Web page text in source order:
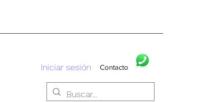
Iniciar sesión Contacto